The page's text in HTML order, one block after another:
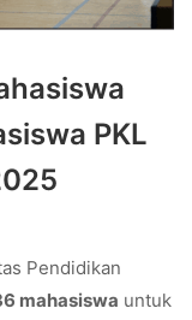
PKL
Pendidikan
mahasiswa untuk